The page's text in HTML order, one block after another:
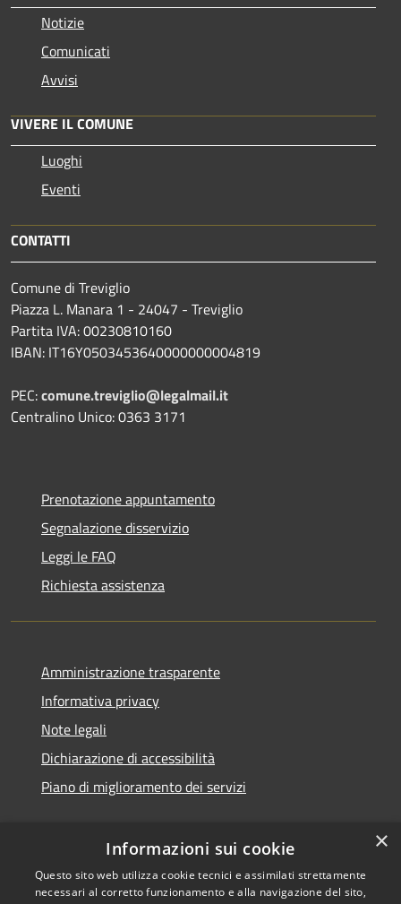
Notizie
Comunicati
Avvisi
VIVERE IL COMUNE
Luoghi
Eventi
CONTATTI
Comune di Treviglio
Piazza L. Manara 1 - 24047 - Treviglio
Partita IVA: 00230810160
IBAN: IT16Y0503453640000000004819
PEC:comune.treviglio@legalmail.it
Centralino Unico: 0363 3171
Prenotazione appuntamento
Segnalazione disservizio
Leggi le FAQ
Richiesta assistenza
Amministrazione trasparente
Informativa privacy
Note legali
Dichiarazione di accessibilità
Piano di miglioramento dei servizi
RSS
Accessibilità
Copyright © 2026 • Comune di
Treviglio • Powered by
×
Informazioni sui cookie
Questo sito web utilizza cookie tecnici e assimilati strettamente
necessari al corretto funzionamento e alla navigazione del sito,